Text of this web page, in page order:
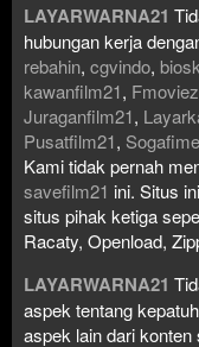
LAYARWARNA21
hubungan kerja
rebahin, cgvindo,
kawanfilm21, Fmoviez
Juraganfilm21,
Pusatfilm21, Sogafime
Kami tidak pernah
savefilm21 ini. Situs
situs pihak ketiga
Racaty, Openload,
LAYARWARNA21
aspek tentang
aspek lain dari